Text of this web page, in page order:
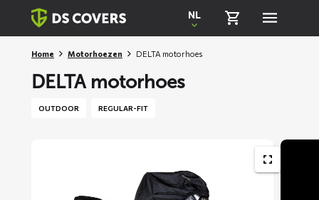
Skiplinks
NL
Home Motorhoezen DELTA motorhoes
DELTA motorhoes
OUTDOOR REGULAR-FIT